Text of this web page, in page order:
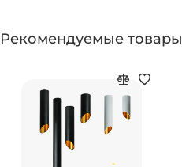
Рекомендуемые товары